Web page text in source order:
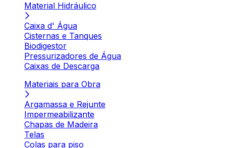
Material Hidráulico
Caixa d' Água
Cisternas e Tanques
Biodigestor
Pressurizadores de Água
Caixas de Descarga
Materiais para Obra
Argamassa e Rejunte
Impermeabilizante
Chapas de Madeira
Telas
Colas para piso